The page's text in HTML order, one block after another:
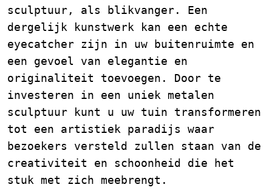
sculptuur, als blikvanger. Een
dergelijk kunstwerk kan een echte
eyecatcher zijn in uw buitenruimte en
een gevoel van elegantie en
originaliteit toevoegen. Door te
investeren in een uniek metalen
sculptuur kunt u uw tuin transformeren
tot een artistiek paradijs waar
bezoekers versteld zullen staan van de
creativiteit en schoonheid die het
stuk met zich meebrengt.